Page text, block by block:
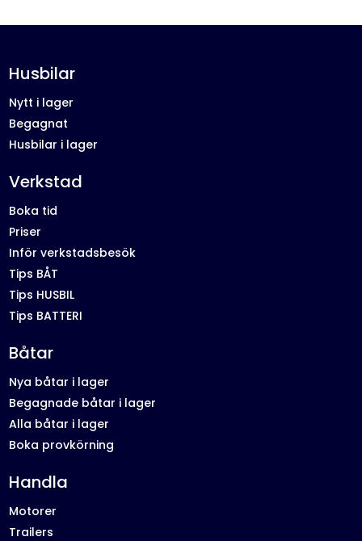
Husbilar
Nytt i lager
Begagnat
Husbilar i lager
Verkstad
Boka tid
Priser
Inför verkstadsbesök
Tips BÅT
Tips HUSBIL
Tips BATTERI
Båtar
Nya båtar i lager
Begagnade båtar i lager
Alla båtar i lager
Boka provkörning
Handla
Motorer
Trailers